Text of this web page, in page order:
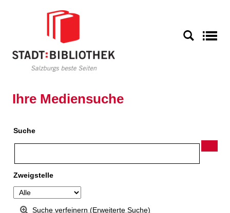
Ihre Mediensuche
Suche
Zweigstelle
Suche verfeinern (Erweiterte Suche)